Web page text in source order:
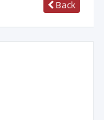
Back